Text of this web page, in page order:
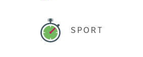
SPORT